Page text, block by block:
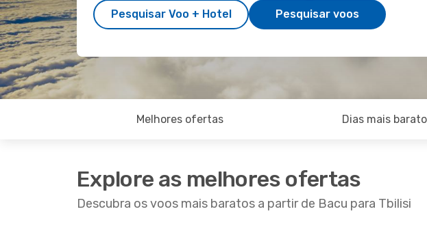
Pesquisar Voo + Hotel Pesquisar voos
Melhores ofertas Dias mais
Explore as melhores ofertas
Descubra os voos mais baratos a partir de Bacu para Tbilisi